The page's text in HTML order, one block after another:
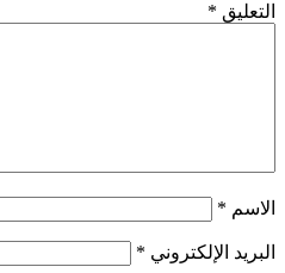
التعليق *
الاسم *
البريد الإلكتروني *